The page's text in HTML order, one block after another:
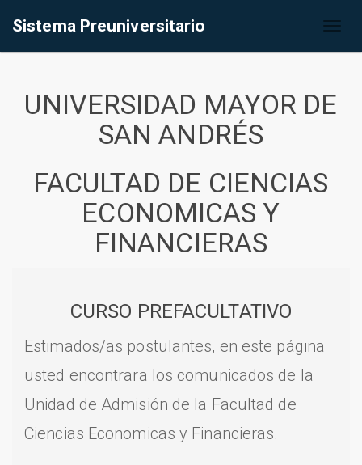
Sistema Preuniversitario
UNIVERSIDAD MAYOR DE
SAN ANDRÉS
FACULTAD DE CIENCIAS
ECONOMICAS Y
FINANCIERAS
CURSO PREFACULTATIVO
Estimados/as postulantes, en este página
usted encontrara los comunicados de la
Unidad de Admisión de la Facultad de
Ciencias Economicas y Financieras.